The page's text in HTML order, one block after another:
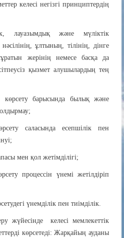
негізгі принциптердің
лауазымдық және мүліктік
ұлтының, тілінің, дінге
жерінің немесе басқа да
қызмет алушылардың тең
көрсету барысында былық және
саласында есепшілік пен
мен қол жетімділігі;
процессін үнемі жетілдіріп
үнемділік пен тиімділік.
жүйесінде келесі мемлекеттік
көрсетеді: Жарқайың ауданы